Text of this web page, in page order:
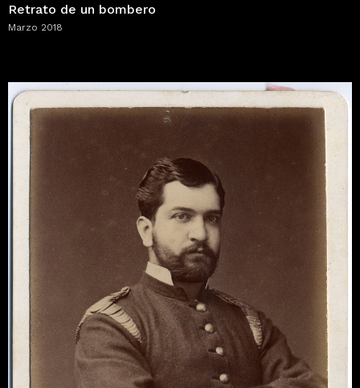
Retrato de un bombero
Marzo 2018